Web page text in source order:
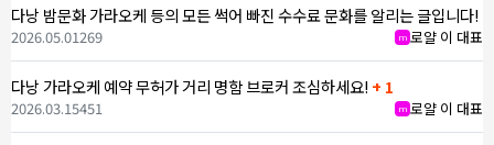
다낭 밤문화 가라오케 등의 모든 썩어 빠진 수수료 문화를 알리는 글입니다!
m 로얄 이 대표
2026.05.01269
다낭 가라오케 예약 무허가 거리 명함 브로커 조심하세요! + 1
m 로얄 이 대표
2026.03.15451